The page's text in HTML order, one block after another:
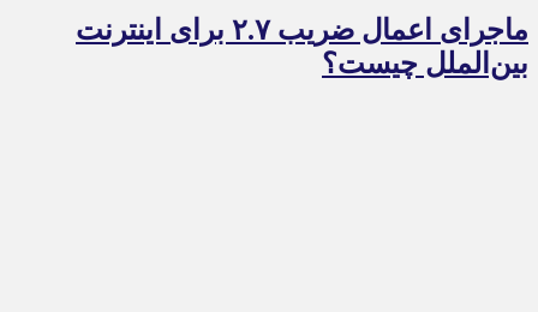
ماجرای اعمال ضریب ۲.۷ برای اینترنت
بین‌الملل چیست؟